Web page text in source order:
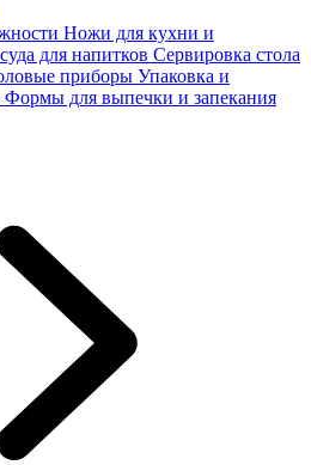
Ножи для кухни и
для напитков Сервировка стола
приборы Упаковка и
Формы для выпечки и запекания